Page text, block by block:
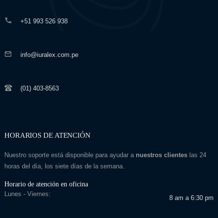
+51 993 526 938
info@iuralex.com.pe
(01) 403-8563
HORARIOS DE ATENCIÓN
Nuestro soporte está disponible para ayudar a nuestros clienteslas 24
horas del día, los siete días de la semana.
Horario de atención en oficina
Lunes - Viernes:
8 am a 6:30 pm